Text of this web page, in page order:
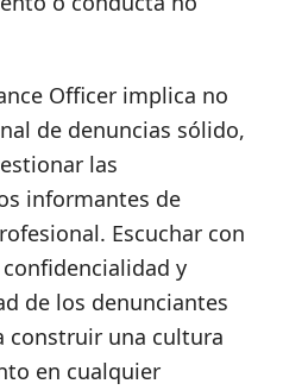
Officer implica no
de denuncias sólido,
las
informantes de
Escuchar con
y
de los denunciantes
construir una cultura
en cualquier